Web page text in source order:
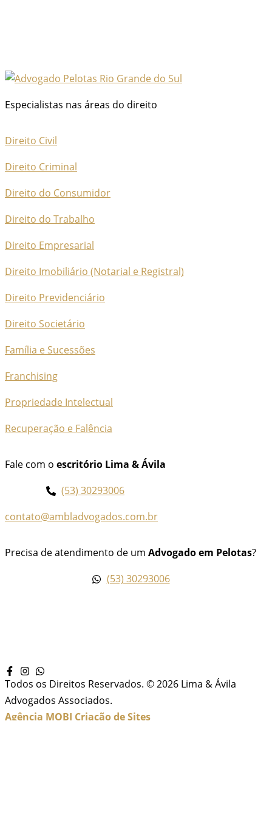
Especialistas nas áreas do direito
Direito Civil
Direito Criminal
Direito do Consumidor
Direito do Trabalho
Direito Empresarial
Direito Imobiliário (Notarial e Registral)
Direito Previdenciário
Direito Societário
Família e Sucessões
Franchising
Propriedade Intelectual
Recuperação e Falência
Fale com o escritório Lima & Ávila
(53) 30293006
contato@ambladvogados.com.br
Precisa de atendimento de um Advogado em Pelotas?
(53) 30293006
Todos os Direitos Reservados. © 2026 Lima & Ávila
Advogados Associados.
Agência MOBI Criação de Sites